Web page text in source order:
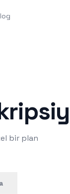
bir plan